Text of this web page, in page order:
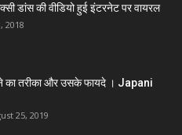
डांस की वीडियो हुई इंटरनेट पर वायरल
2018
का तरीका और उसके फायदे । Japani
25, 2019